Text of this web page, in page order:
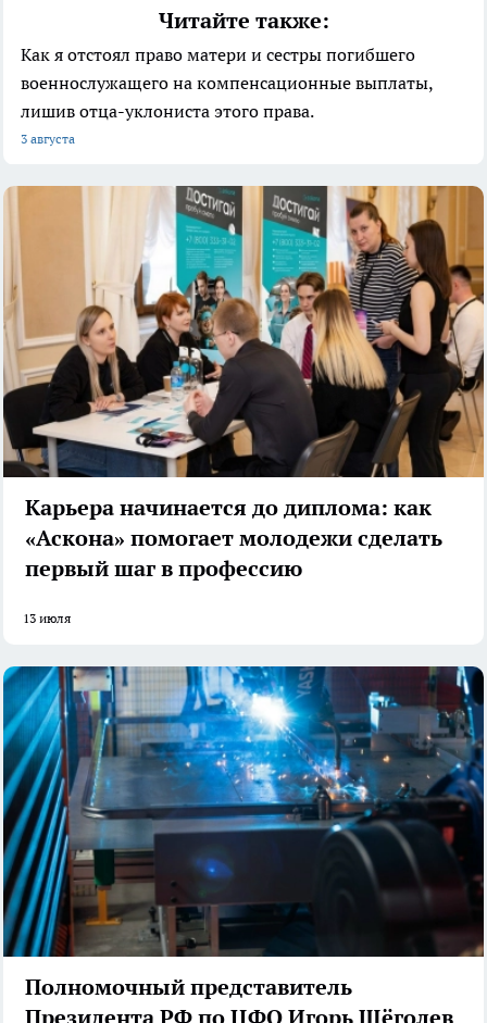
Читайте также:
Как я отстоял право матери и сестры погибшего
военнослужащего на компенсационные выплаты,
лишив отца-уклониста этого права.
3 августа
Карьера начинается до диплома: как
«Аскона» помогает молодежи сделать
первый шаг в профессию
13 июля
Полномочный представитель